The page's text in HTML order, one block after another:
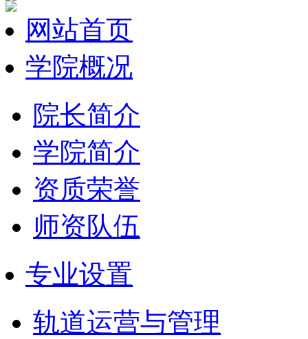
网站首页
学院概况
院长简介
学院简介
资质荣誉
师资队伍
专业设置
轨道运营与管理